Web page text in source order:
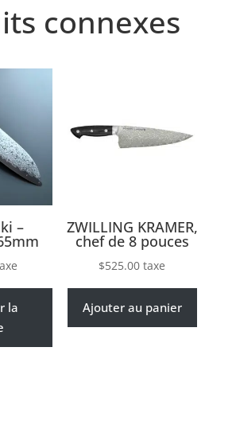
connexes
–
la
ZWILLING KRAMER,
chef de 8 pouces
$525.00 taxe
Ajouter au panier